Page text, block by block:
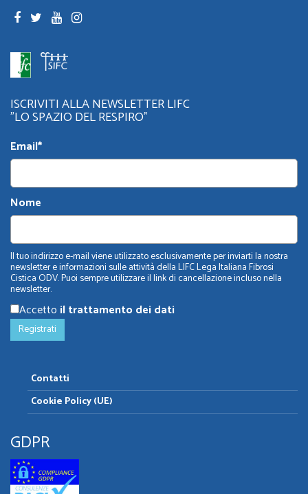
ISCRIVITI ALLA NEWSLETTER LIFC
"LO SPAZIO DEL RESPIRO"
Email*
Nome
Il tuo indirizzo e-mail viene utilizzato esclusivamente per inviarti la nostra
newsletter e informazioni sulle attività della LIFC Lega Italiana Fibrosi
Cistica ODV. Puoi sempre utilizzare il link di cancellazione incluso nella
newsletter.
Accetto il trattamento dei dati
Contatti
Cookie Policy (UE)
GDPR